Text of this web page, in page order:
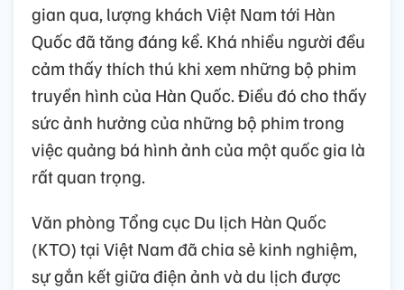
gian qua, lượng khách Việt Nam tới Hàn
Quốc đã tăng đáng kể. Khá nhiều người đều
cảm thấy thích thú khi xem những bộ phim
truyền hình của Hàn Quốc. Điều đó cho thấy
sức ảnh hưởng của những bộ phim trong
việc quảng bá hình ảnh của một quốc gia là
rất quan trọng.
Văn phòng Tổng cục Du lịch Hàn Quốc
(KTO) tại Việt Nam đã chia sẻ kinh nghiệm,
sự gắn kết giữa điện ảnh và du lịch được